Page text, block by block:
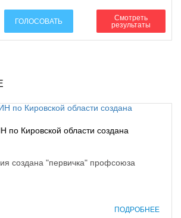
ГОЛОСОВАТЬ
Смотреть
результаты
по Кировской области создана
создана "первичка" профсоюза
ПОДРОБНЕЕ